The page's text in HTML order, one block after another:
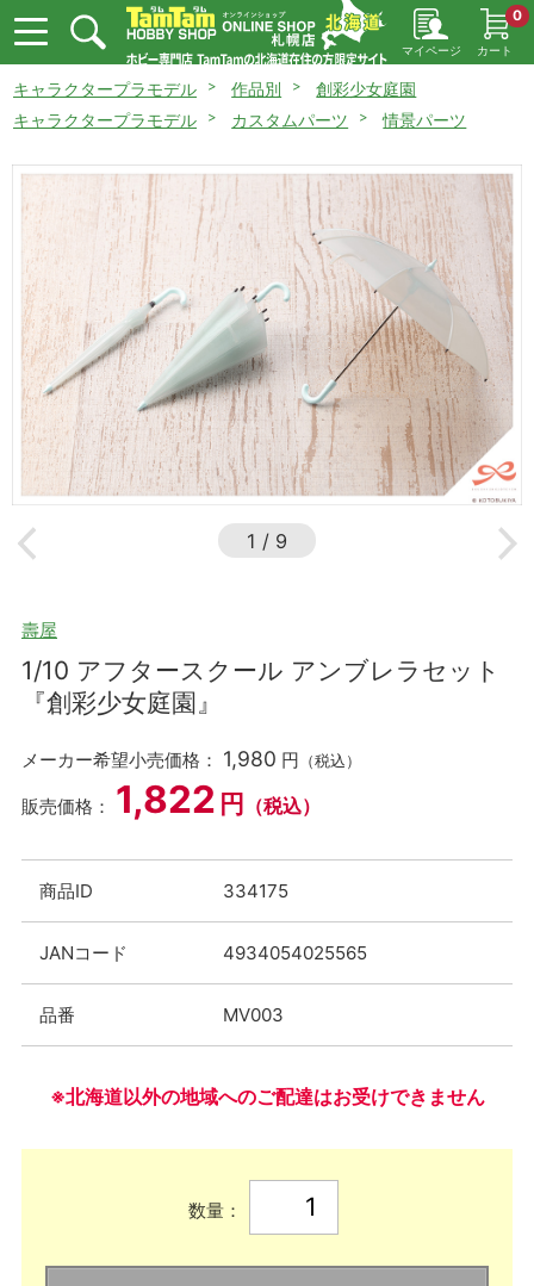
マイページ カート
0
キャラクタープラモデル 作品別
創彩少女庭園
キャラクタープラモデル
カスタムパーツ 情景パーツ
1 / 9
壽屋
1/10 アフタースクール アンブレラセット
『創彩少女庭園』
メーカー希望小売価格： 1,980 円 （税込）
販売価格： 1,822 円 （税込）
商品ID 334175
JANコード 4934054025565
品番 MV003
※北海道以外の地域へのご配達はお受けできません
数量：